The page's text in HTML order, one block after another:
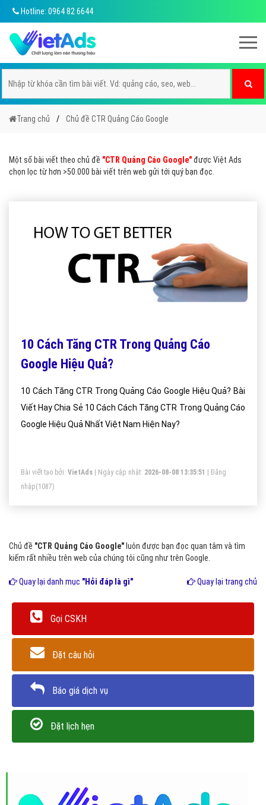
Hotline: 0964 82 6644
Trang chủ Chủ đề CTR Quảng Cáo Google
Một số bài viết theo chủ đề "CTR Quảng Cáo Google"được Việt Ads
chọn lọc từ hơn >50.000 bài viết trên web gửi tới quý bạn đọc.
10 Cách Tăng CTR Trong Quảng Cáo
Google Hiệu Quả?
10 Cách Tăng CTR Trong Quảng Cáo Google Hiệu Quả? Bài
Viết Hay Chia Sẻ 10 Cách Cách Tăng CTR Trong Quảng Cáo
Google Hiệu Quả Nhất Việt Nam Hiện Nay?
Bài viết tạo bởi: VietAds | Ngày cập nhật: 2026-08-08 13:35:51
Đăng
nhập(1087)
Chủ đề "CTR Quảng Cáo Google" luôn được bạn đọc quan tâm và tìm
kiếm rất nhiều trên web của chúng tôi cũng như trên Google.
Quay lại danh mục "Hỏi đáp là gì" Quay lại trang chủ
Gọi CSKH
Đặt câu hỏi
Báo giá dịch vụ
Đặt lịch hẹn